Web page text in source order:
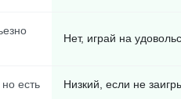
Нет, играй на
есть Низкий, если не